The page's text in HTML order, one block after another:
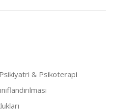
& Psikoterapi